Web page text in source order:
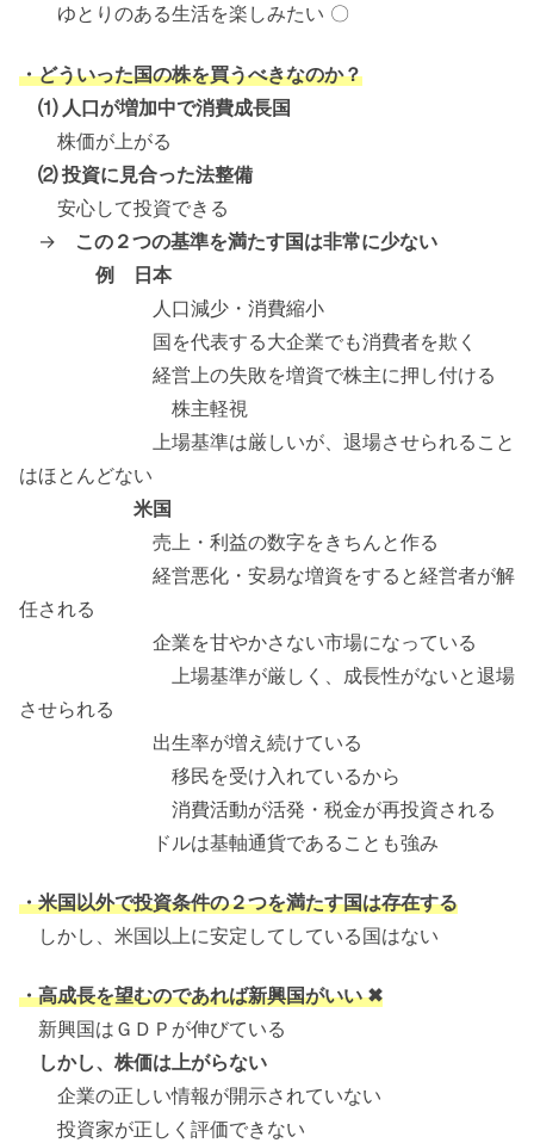
ゆとりのある生活を楽しみたい 〇
・どういった国の株を買うべきなのか？
⑴ 人口が増加中で消費成長国
株価が上がる
⑵ 投資に見合った法整備
安心して投資できる
→ この２つの基準を満たす国は非常に少ない
例 日本
人口減少・消費縮小
国を代表する大企業でも消費者を欺く
経営上の失敗を増資で株主に押し付ける
株主軽視
上場基準は厳しいが、退場させられること
はほとんどない
米国
売上・利益の数字をきちんと作る
経営悪化・安易な増資をすると経営者が解
任される
企業を甘やかさない市場になっている
上場基準が厳しく、成長性がないと退場
させられる
出生率が増え続けている
移民を受け入れているから
消費活動が活発・税金が再投資される
ドルは基軸通貨であることも強み
・米国以外で投資条件の２つを満たす国は存在する
しかし、米国以上に安定してしている国はない
・高成長を望むのであれば新興国がいい ✖
新興国はＧＤＰが伸びている
しかし、株価は上がらない
企業の正しい情報が開示されていない
投資家が正しく評価できない